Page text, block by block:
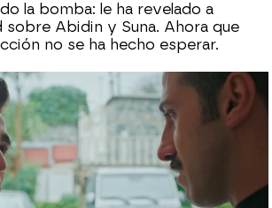
la bomba: le ha revelado a
sobre Abidin y Suna. Ahora que
no se ha hecho esperar.
a Suna: “¿Vale la pena
por un chófer?”